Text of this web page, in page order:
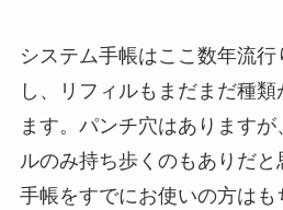
システム手帳はここ数年流
し、リフィルもまだまだ種
ます。パンチ穴はあります
ルのみ持ち歩くのもありだ
手帳をすでにお使いの方は